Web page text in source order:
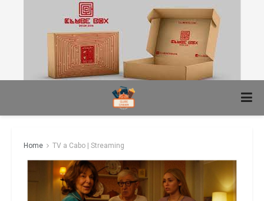
Home TV a Cabo | Streaming